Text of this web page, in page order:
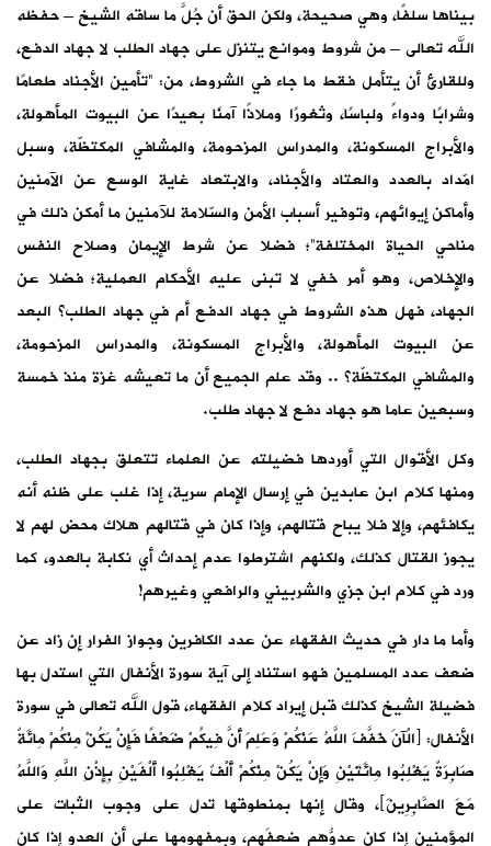
بيناها سلفًا، وهي صحيحة، ولكن الحق أن جُلَّ ما ساقه الشيخ – حفظه
الله تعالى – من شروط وموانع يتنزل على جهاد الطلب لا جهاد الدفع،
وللقارئ أن يتأمل فقط ما جاء في الشروط، من: “تأمين الأجناد طعامًا
وشرابًا ودواءً ولباسًا، وثغورًا وملاذًا آمنًا بعيدًا عن البيوت المأهولة،
والأبراج المسكونة، والمدراس المزحومة، والمشافي المكتظّة، وسبل
امّداد بالعدد والعتاد والأجناد، والابتعاد غاية الوسع عن الآمنين
وأماكن إيوائهم، وتوفير أسباب الأمن والسّلامة للآمنين ما أمكن ذلك في
مناحي الحياة المختلفة”؛ فضلا عن شرط الإيمان وصلاح النفس
والإخلاص، وهو أمر خفي لا تبنى عليه الأحكام العملية؛ فضلا عن
الجهاد، فهل هذه الشروط في جهاد الدفع أم في جهاد الطلب؟ البعد
عن البيوت المأهولة، والأبراج المسكونة، والمدراس المزحومة،
والمشافي المكتظّة؟ .. وقد علم الجميع أن ما تعيشه غزة منذ خمسة
وسبعين عاما هو جهاد دفع لا جهاد طلب.
وكل الأقوال التي أوردها فضيلته عن العلماء تتعلق بجهاد الطلب،
ومنها كلام ابن عابدين في إرسال الإمام سرية، إذا غلب على ظنه أنه
يكافئهم، وإلا فلا يباح قتالهم، وإذا كان في قتالهم هلاك محض لهم لا
يجوز القتال كذلك، ولكنهم اشترطوا عدم إحداث أي نكابة بالعدو، كما
ورد في كلام ابن جزي والشربيني والرافعي وغيرهم!
وأما ما دار في حديث الفقهاء عن عدد الكافرين وجواز الفرار إن زاد عن
ضعف عدد المسلمين فهو استناد إلى آية سورة الأنفال التي استدل بها
فضيلة الشيخ كذلك قبل إيراد كلام الفقهاء، قول الله تعالى في سورة
الأنفال: ﴿الْآنَ خَفَّفَ اللَّهُ عَنْكُمْ وَعَلِمَ أَنَّ فِيكُمْ ‌ضَعْفًا فَإِنْ يَكُنْ مِنْكُمْ مِائَةٌ
صَابِرَةٌ يَغْلِبُوا مِائَتَيْنِ وَإِنْ يَكُنْ مِنْكُمْ أَلْفٌ يَغْلِبُوا أَلْفَيْنِ بِإِذْنِ اللَّهِ وَاللَّهُ
مَعَ الصَّابِرِينَ﴾، وقال إنها بمنطوقها تدل على وجوب الثبات على
المؤمنين إذا كان عدوُّهم ضعفَهم، وبمفهومها على أن العدو إذا كان